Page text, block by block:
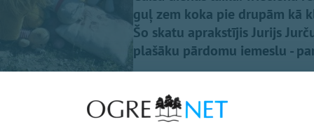
guļ zem koka pie drupām kā
Šo skatu aprakstījis Jurijs
plašāku pārdomu iemeslu -